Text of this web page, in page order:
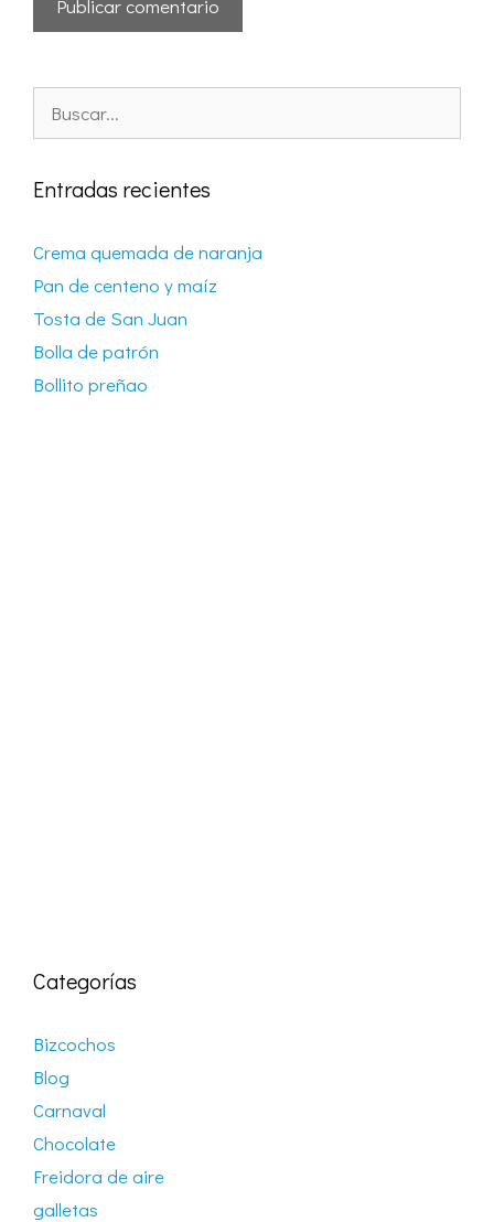
Entradas recientes
Crema quemada de naranja
Pan de centeno y maíz
Tosta de San Juan
Bolla de patrón
Bollito preñao
Categorías
Bizcochos
Blog
Carnaval
Chocolate
Freidora de aire
galletas